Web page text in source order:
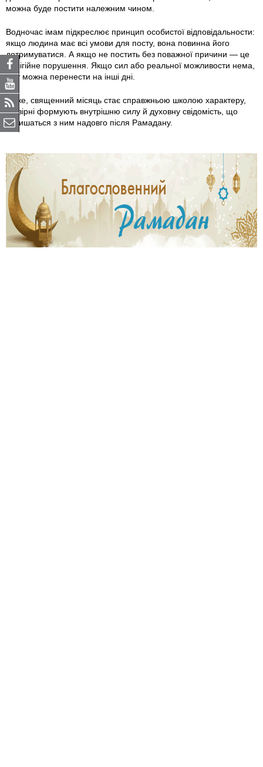
можна буде постити належним чином.
Водночас імам підкреслює принцип особистої відповідальности:
якщо людина має всі умови для посту, вона повинна його
дотримуватися. А якщо не постить без поважної причини — це
релігійне порушення. Якщо сил або реальної можливости нема,
піст можна перенести на інші дні.
Отже, священний місяць стає справжньою школою характеру,
де вірні формують внутрішню силу й духовну свідомість, що
залишаться з ним надовго після Рамадану.